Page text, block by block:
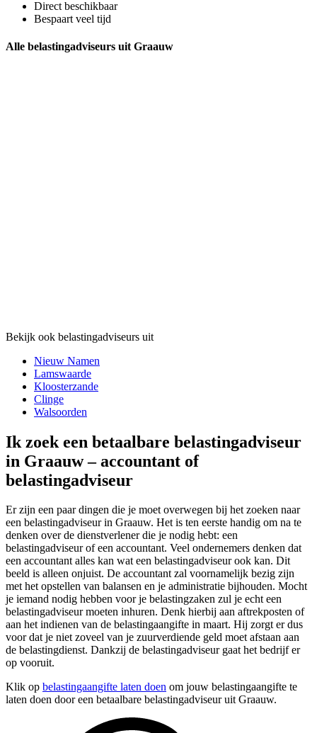
Direct beschikbaar
Bespaart veel tijd
Alle belastingadviseurs uit Graauw
Bekijk ook belastingadviseurs uit
Nieuw Namen
Lamswaarde
Kloosterzande
Clinge
Walsoorden
Ik zoek een betaalbare belastingadviseur
in Graauw – accountant of
belastingadviseur
Er zijn een paar dingen die je moet overwegen bij het zoeken naar
een belastingadviseur in Graauw. Het is ten eerste handig om na te
denken over de dienstverlener die je nodig hebt: een
belastingadviseur of een accountant. Veel ondernemers denken dat
een accountant alles kan wat een belastingadviseur ook kan. Dit
beeld is alleen onjuist. De accountant zal voornamelijk bezig zijn
met het opstellen van balansen en je administratie bijhouden. Mocht
je iemand nodig hebben voor je belastingzaken zul je echt een
belastingadviseur moeten inhuren. Denk hierbij aan aftrekposten of
aan het indienen van de belastingaangifte in maart. Hij zorgt er dus
voor dat je niet zoveel van je zuurverdiende geld moet afstaan aan
de belastingdienst. Dankzij de belastingadviseur gaat het bedrijf er
op vooruit.
Klik op belastingaangifte laten doen om jouw belastingaangifte te
laten doen door een betaalbare belastingadviseur uit Graauw.